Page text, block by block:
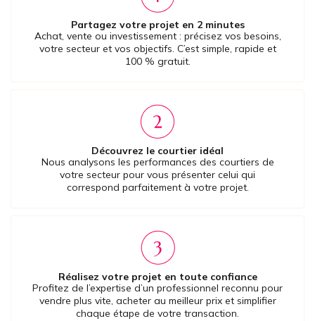
Partagez votre projet en 2 minutes
Achat, vente ou investissement : précisez vos besoins,
votre secteur et vos objectifs. C’est simple, rapide et
100 % gratuit.
Découvrez le courtier idéal
Nous analysons les performances des courtiers de
votre secteur pour vous présenter celui qui
correspond parfaitement à votre projet.
Réalisez votre projet en toute confiance
Profitez de l’expertise d’un professionnel reconnu pour
vendre plus vite, acheter au meilleur prix et simplifier
chaque étape de votre transaction.